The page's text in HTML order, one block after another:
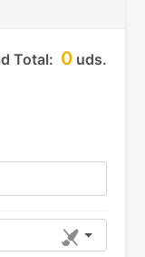
Total: 0 uds.